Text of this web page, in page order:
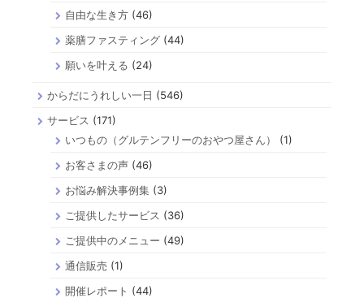
自由な生き方 (46)
薬膳ファスティング (44)
願いを叶える (24)
からだにうれしい一日 (546)
サービス (171)
いつもの（グルテンフリーのおやつ屋さん）
(1)
お客さまの声 (46)
お悩み解決事例集 (3)
ご提供したサービス (36)
ご提供中のメニュー (49)
通信販売 (1)
開催レポート (44)